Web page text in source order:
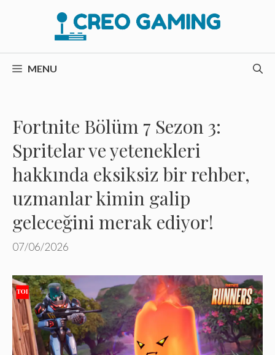
MENU
Fortnite Bölüm 7 Sezon 3:
Spritelar ve yetenekleri
hakkında eksiksiz bir rehber,
uzmanlar kimin galip
geleceğini merak ediyor!
07/06/2026